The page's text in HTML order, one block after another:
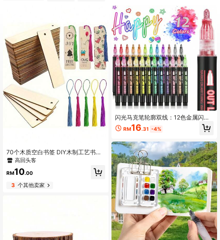
70个木质空白书签 DIY木制工艺书签
激光切割木质吊坠 方形木质标签（35
校季
高回头客
RM10.00
3个其他卖家
闪光马克笔轮廓双线：12色金属闪光
笔套装，超级涂鸦闪亮趣味，精美自
粘闪亮涂鸦绘画用品，艺术工艺圣诞
RM16.31 -4%